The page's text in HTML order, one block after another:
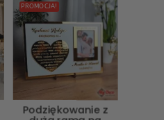
PROMOCJA!
Podziękowanie z